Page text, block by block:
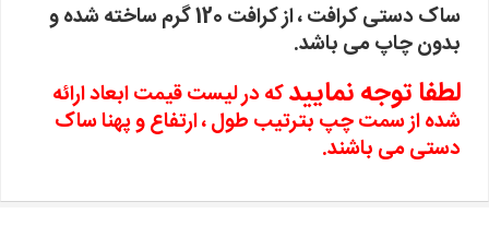
ساک دستی کرافت ، از کرافت 120 گرم ساخته شده و
بدون چاپ می باشد.
لطفا توجه نماییدکه در لیست قیمت ابعاد ارائه
شده از سمت چپ بترتیب طول ، ارتفاع و پهنا ساک
دستی می باشند.